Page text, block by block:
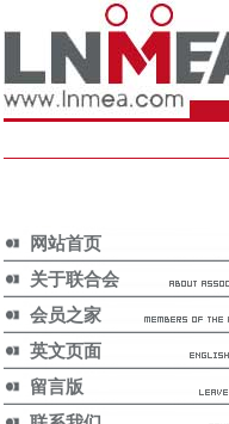
网站首页
关于联合会
会员之家
英文页面
留言版